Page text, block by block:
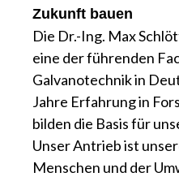
Zukunft bauen
Die Dr.-Ing. Max
eine der führenden
Galvanotechnik in
Jahre Erfahrung in
bilden die Basis für
Unser Antrieb ist
Menschen und der